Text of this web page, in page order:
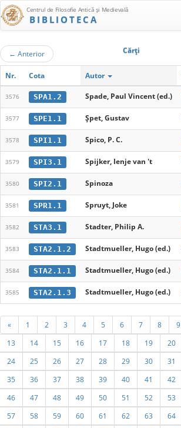
Centrul de Filosofie Antică şi Medievală
BIBLIOTECA
← Anterior Cărţi
Nr. Cota Autor
3576 SPA1.2 Spade, Paul Vincent (ed.)
3577 SPE1.1 Șpet, Gustav
3578 SPI1.1 Spico, P. C.
3579 SPI3.1 Spijker, Ienje van 't
3580 SPI2.1 Spinoza
3581 SPR1.1 Spruyt, Joke
3582 STA3.1 Stadter, Philip A.
3583 STA2.1.2 Stadtmueller, Hugo (ed.)
3584 STA2.1.1 Stadtmueller, Hugo (ed.)
3585 STA2.1.3 Stadtmueller, Hugo (ed.)
« 1 2 3 4 5 6 7 8 9
13
14 15 16 17 18 19 20
24
25 26 27 28 29 30 31
35
36 37 38 39 40 41 42
46
47 48 49 50 51 52 53
57
58 59 60 61 62 63 64